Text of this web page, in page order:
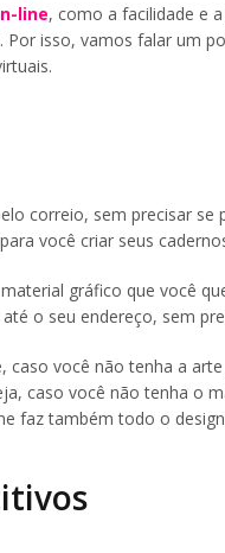
line, como a facilidade e
isso, vamos falar um
correio, sem precisar
você criar seus
gráfico que você
o seu endereço, sem
caso você não tenha a
caso você não tenha o
faz também todo o